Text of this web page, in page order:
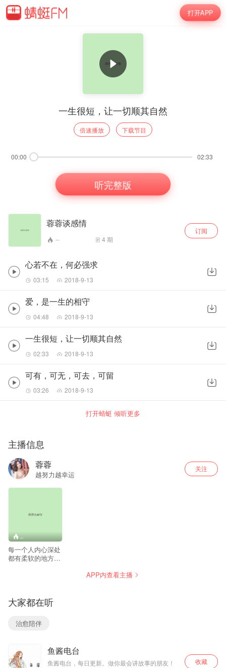
打开APP
一生很短，让一切顺其自然
倍速播放 下载节目
00:00 02:33
听完整版
蓉蓉谈感情
-- 4 期
订阅
心若不在，何必强求
03:15 2018-9-13
爱，是一生的相守
04:48 2018-9-13
一生很短，让一切顺其自然
02:33 2018-9-13
可有，可无，可去，可留
03:26 2018-9-13
打开蜻蜓 倾听更多
主播信息
蓉蓉
越努力越幸运
关注
--
每一个人内心深处
都有柔软的地方，
APP内查看主播
大家都在听
治愈陪伴
鱼酱电台
鱼酱电台，每日更新。做你最会讲故事的朋友！
收藏